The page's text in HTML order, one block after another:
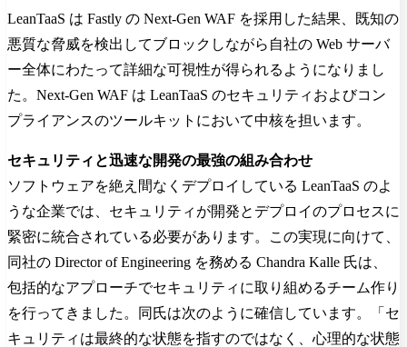
LeanTaaS は Fastly の Next-Gen WAF を採用した結果、既知の
悪質な脅威を検出してブロックしながら自社の Web サーバ
ー全体にわたって詳細な可視性が得られるようになりまし
た。Next-Gen WAF は LeanTaaS のセキュリティおよびコン
プライアンスのツールキットにおいて中核を担います。
セキュリティと迅速な開発の最強の組み合わせ
ソフトウェアを絶え間なくデプロイしている LeanTaaS のよ
うな企業では、セキュリティが開発とデプロイのプロセスに
緊密に統合されている必要があります。この実現に向けて、
同社の Director of Engineering を務める Chandra Kalle 氏は、
包括的なアプローチでセキュリティに取り組めるチーム作り
を行ってきました。同氏は次のように確信しています。「セ
キュリティは最終的な状態を指すのではなく、心理的な状態